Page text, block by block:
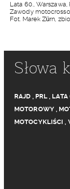
Lata 60., Warszawa,
Zawody
Fot. Marek Zürn,
Słowa
RAJD , PRL , LATA
MOTOROWY,
MOTOCYKLIŚCI ,